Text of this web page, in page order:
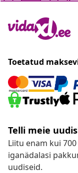
Toetatud
Telli meie
Liitu enam kui
iganädalasi
uudiseid.